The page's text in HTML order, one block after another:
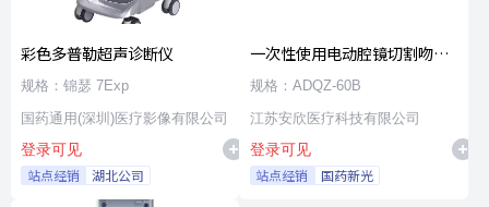
彩色多普勒超声诊断仪
规格：锦瑟 7Exp
国药通用(深圳)医疗影像有限公司
登录可见
站点经销 湖北公司
一次性使用电动腔镜切割吻合
器及组件
规格：ADQZ-60B
江苏安欣医疗科技有限公司
登录可见
站点经销 国药新光